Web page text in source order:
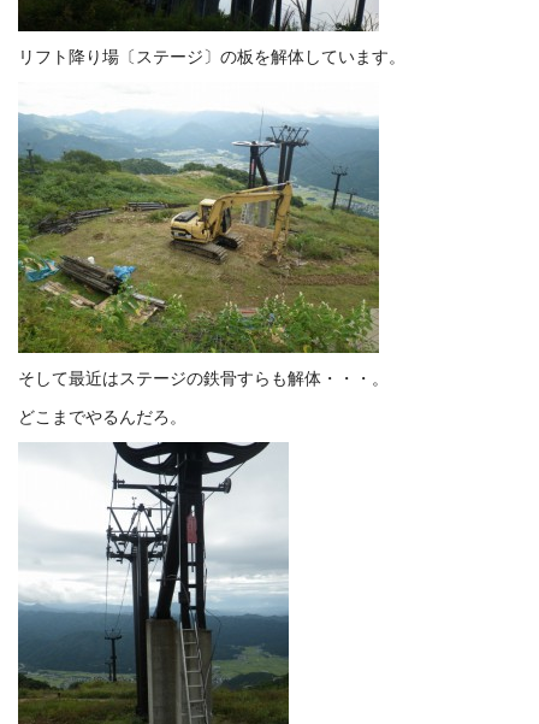
リフト降り場〔ステージ〕の板を解体しています。
そして最近はステージの鉄骨すらも解体・・・。
どこまでやるんだろ。